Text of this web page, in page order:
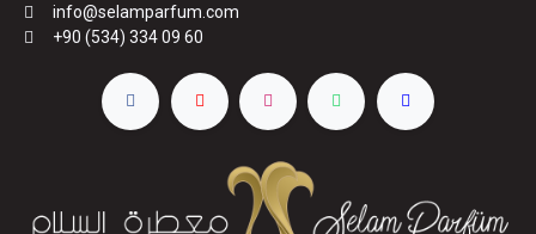
info@selamparfum.com
+90 (534) 334 09 60